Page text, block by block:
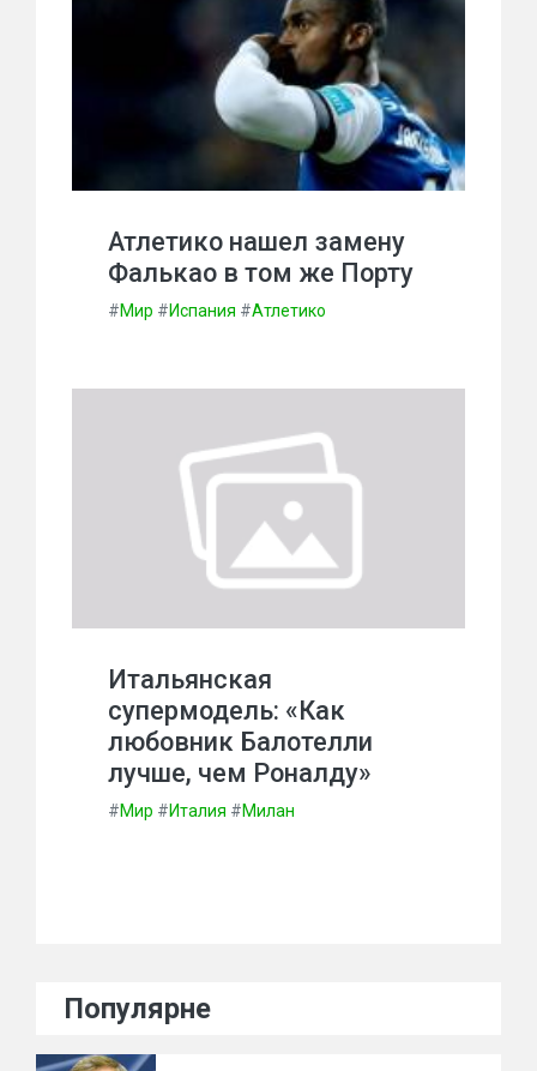
Атлетико нашел замену
Фалькао в том же Порту
#Мир #Испания #Атлетико
Итальянская
супермодель: «Как
любовник Балотелли
лучше, чем Роналду»
#Мир #Италия #Милан
Популярне